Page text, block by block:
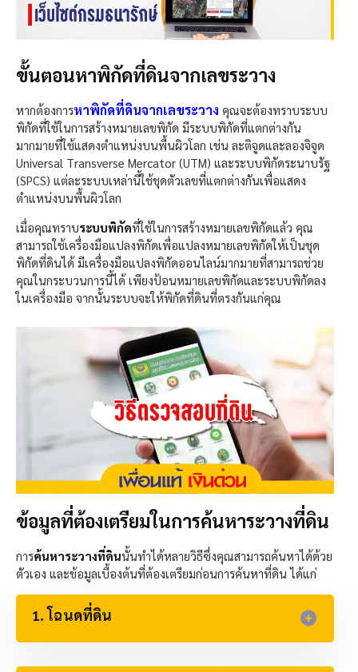
ขั้นตอนหาพิกัดที่ดินจากเลขระวาง
หากต้องการหาพิกัดที่ดินจากเลขระวาง คุณจะต้องทราบระบบ
พิกัดที่ใช้ในการสร้างหมายเลขพิกัด มีระบบพิกัดที่แตกต่างกัน
มากมายที่ใช้แสดงตำแหน่งบนพื้นผิวโลก เช่น ละติจูดและลองจิจูด
Universal Transverse Mercator (UTM) และระบบพิกัดระนาบรัฐ
(SPCS) แต่ละระบบเหล่านี้ใช้ชุดตัวเลขที่แตกต่างกันเพื่อแสดง
ตำแหน่งบนพื้นผิวโลก
เมื่อคุณทราบระบบพิกัดที่ใช้ในการสร้างหมายเลขพิกัดแล้ว คุณ
สามารถใช้เครื่องมือแปลงพิกัดเพื่อแปลงหมายเลขพิกัดให้เป็นชุด
พิกัดที่ดินได้ มีเครื่องมือแปลงพิกัดออนไลน์มากมายที่สามารถช่วย
คุณในกระบวนการนี้ได้ เพียงป้อนหมายเลขพิกัดและระบบพิกัดลง
ในเครื่องมือ จากนั้นระบบจะให้พิกัดที่ดินที่ตรงกันแก่คุณ
ข้อมูลที่ต้องเตรียมในการค้นหาระวางที่ดิน
การค้นหาระวางที่ดินนั้นทำได้หลายวิธีซึ่งคุณสามารถค้นหาได้ด้วย
ตัวเอง และข้อมูลเบื้องต้นที่ต้องเตรียมก่อนการค้นหาที่ดิน ได้แก่
1. โฉนดที่ดิน